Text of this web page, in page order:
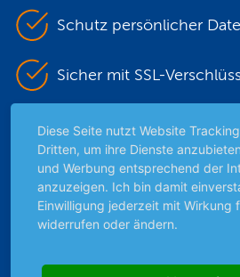
Schutz persönlicher
Sicher mit SSL-
Highlights
Börsenbericht
Börsengerüchte
Börsennews
Diese Seite nutzt Website
Dritten, um ihre Dienste
und Werbung entsprechend der
anzuzeigen. Ich bin damit
Einwilligung jederzeit mit Wirkung
widerrufen oder ändern.